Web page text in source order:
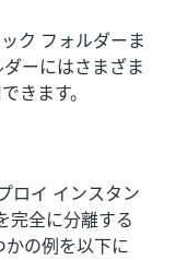
ク フォルダーま
ーにはさまざま
きます。
ロイ インスタン
完全に分離する
の例を以下に